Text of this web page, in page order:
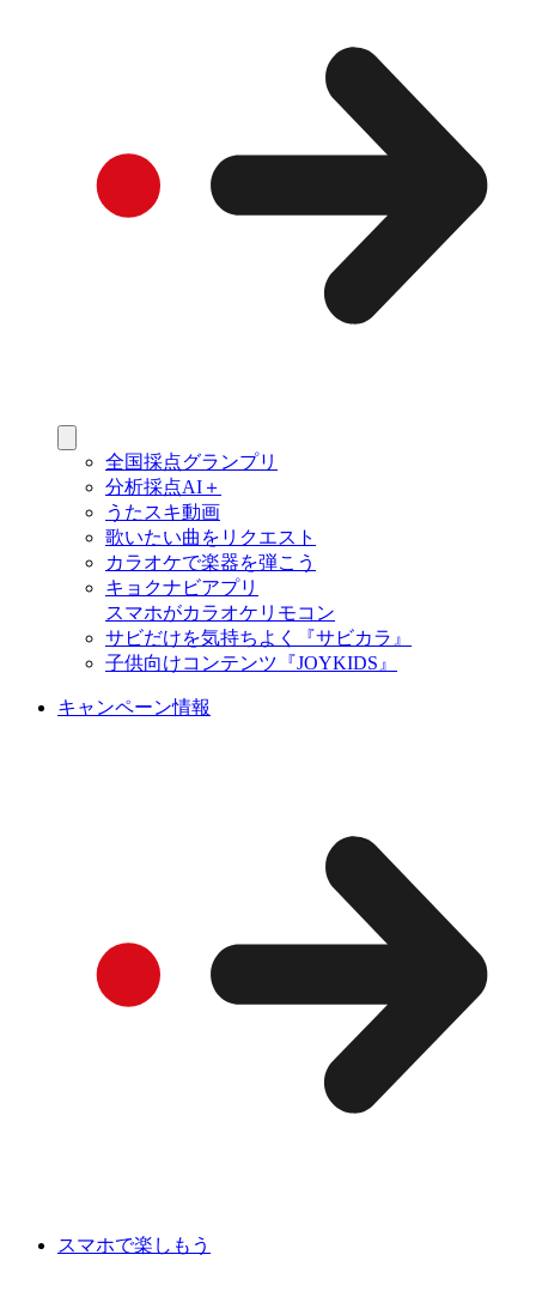
全国採点グランプリ
分析採点AI＋
うたスキ動画
歌いたい曲をリクエスト
カラオケで楽器を弾こう
キョクナビアプリ
スマホがカラオケリモコン
サビだけを気持ちよく『サビカラ』
子供向けコンテンツ『JOYKIDS』
キャンペーン情報
スマホで楽しもう